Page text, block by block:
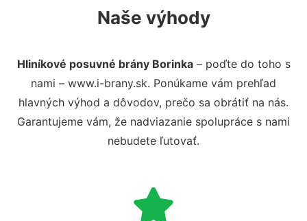
Naše výhody
Hliníkové posuvné brány Borinka– poďte do toho s
nami – www.i-brany.sk. Ponúkame vám prehľad
hlavných výhod a dôvodov, prečo sa obrátiť na nás.
Garantujeme vám, že nadviazanie spolupráce s nami
nebudete ľutovať.